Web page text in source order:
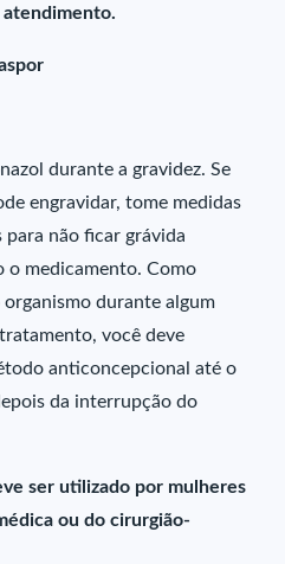
atendimento.
durante a gravidez. Se
engravidar, tome medidas
não ficar grávida
o medicamento. Como
durante algum
você deve
anticoncepcional até o
da interrupção do
ser utilizado por mulheres
ou do cirurgião-